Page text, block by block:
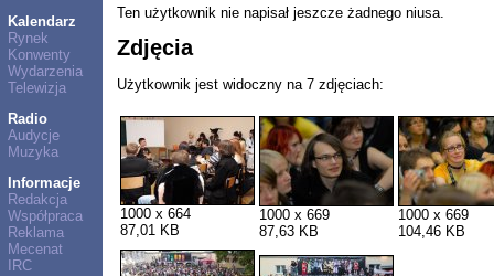
Kalendarz
Rynek
Konwenty
Wydarzenia
Telewizja
Radio
Audycje
Muzyka
Informacje
Redakcja
Współpraca
Reklama
Mecenat
IRC
Ten użytkownik nie napisał jeszcze żadnego niusa.
Zdjęcia
Użytkownik jest widoczny na 7 zdjęciach:
1000 x 664
87,01 KB
1000 x 669
87,63 KB
1000 x 669
104,46 KB